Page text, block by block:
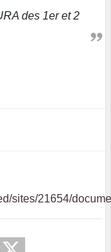
sites/21654/